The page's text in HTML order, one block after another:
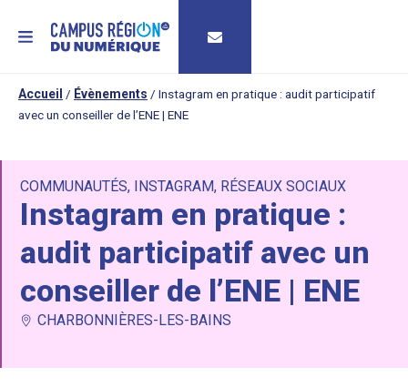
MENU
Accueil / Évènements / Instagram en pratique : audit participatif
avec un conseiller de l’ENE | ENE
COMMUNAUTÉS, INSTAGRAM, RÉSEAUX SOCIAUX
Instagram en pratique :
audit participatif avec un
conseiller de l’ENE | ENE
CHARBONNIÈRES-LES-BAINS